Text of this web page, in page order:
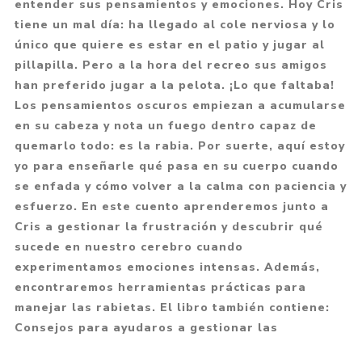
entender sus pensamientos y emociones. Hoy Cris
tiene un mal día: ha llegado al cole nerviosa y lo
único que quiere es estar en el patio y jugar al
pillapilla. Pero a la hora del recreo sus amigos
han preferido jugar a la pelota. ¡Lo que faltaba!
Los pensamientos oscuros empiezan a acumularse
en su cabeza y nota un fuego dentro capaz de
quemarlo todo: es la rabia. Por suerte, aquí estoy
yo para enseñarle qué pasa en su cuerpo cuando
se enfada y cómo volver a la calma con paciencia y
esfuerzo. En este cuento aprenderemos junto a
Cris a gestionar la frustración y descubrir qué
sucede en nuestro cerebro cuando
experimentamos emociones intensas. Además,
encontraremos herramientas prácticas para
manejar las rabietas. El libro también contiene:
Consejos para ayudaros a gestionar las